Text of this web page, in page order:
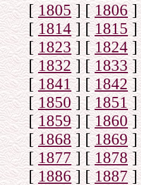
[1805] [1806]
[1814] [1815]
[1823] [1824]
[1832] [1833]
[1841] [1842]
[1850] [1851]
[1859] [1860]
[1868] [1869]
[1877] [1878]
[1886] [1887]